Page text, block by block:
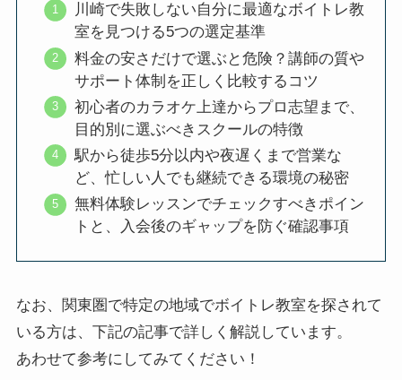
川崎で失敗しない自分に最適なボイトレ教
室を見つける5つの選定基準
料金の安さだけで選ぶと危険？講師の質や
サポート体制を正しく比較するコツ
初心者のカラオケ上達からプロ志望まで、
目的別に選ぶべきスクールの特徴
駅から徒歩5分以内や夜遅くまで営業な
ど、忙しい人でも継続できる環境の秘密
無料体験レッスンでチェックすべきポイン
トと、入会後のギャップを防ぐ確認事項
なお、関東圏で特定の地域でボイトレ教室を探されて
いる方は、下記の記事で詳しく解説しています。
あわせて参考にしてみてください！